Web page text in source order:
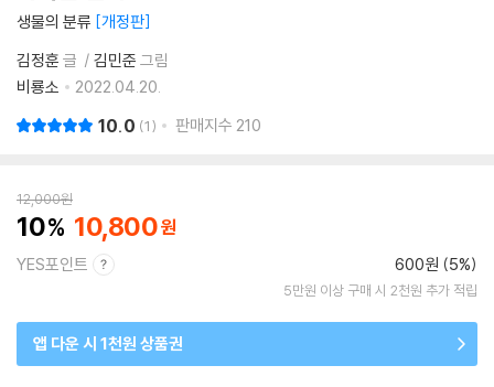
생물의 분류 개정판
김정훈 글 김민준 그림
비룡소
2022.04.20.
10.0 1 판매지수 210
12,000원
10 10,800
YES포인트 600원 (5%)
5만원 이상 구매 시 2천원 추가 적립
앱 다운 시 1천원 상품권